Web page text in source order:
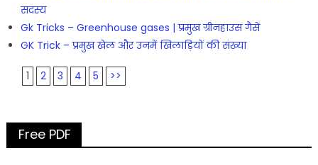
सदस्य
Gk Tricks – Greenhouse gases | प्रमुख ग्रीनहाउस गैसें
GK Trick – प्रमुख खेल और उनमें खिलाड़ियों की संख्या
1 2 3 4 5 >>
Free PDF